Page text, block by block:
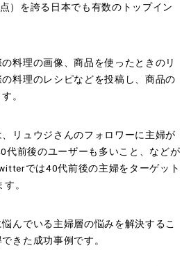
）を誇る日本でも有数のトップイン
料理の画像、商品を使ったときのリ
料理のレシピなどを投稿し、商品の
。
リュウジさんのフォロワーに主婦が
代前後のユーザーも多いこと、などが
では40代前後の主婦をターゲット
。
んでいる主婦層の悩みを解決するこ
きた成功事例です。